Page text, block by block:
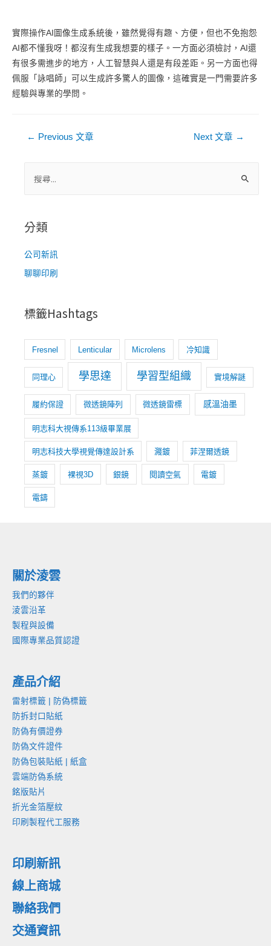
實際操作AI圖像生成系統後，雖然覺得有趣、方便，但也不免抱怨
AI都不懂我呀！都沒有生成我想要的樣子。一方面必須檢討，AI還
有很多需進步的地方，人工智慧與人還是有段差距。另一方面也得
佩服「詠唱師」可以生成許多驚人的圖像，這確實是一門需要許多
經驗與專業的學問。
← Previous 文章 Next 文章 →
字
:
分類
公司新訊
聊聊印刷
標籤Hashtags
Fresnel Lenticular Microlens 冷知識
同理心 學思達 學習型組織 實境解謎
履約保證 微透鏡陣列 微透鏡雷標 感溫油墨
明志科大視傳系113級畢業展
明志科技大學視覺傳達設計系 濺鍍 菲涅爾透鏡
蒸鍍 裸視3D 銀鏡 閱讀空氣 電鍍
電鑄
關於淩雲
我們的夥伴
淩雲沿革
製程與設備
國際專業品質認證
產品介紹
雷射標籤 | 防偽標籤
防拆封口貼紙
防偽有價證券
防偽文件證件
防偽包裝貼紙 | 紙盒
雲端防偽系統
銘版貼片
折光金箔壓紋
印刷製程代工服務
印刷新訊
線上商城
聯絡我們
交通資訊